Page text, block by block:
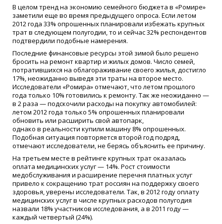
В целом тренд на экономию семейного бюджета в «Ромире»
заметили еще во время предыдущего опроса. Если летом
2012 года 33% опрошенных планировали избежать крупных
трат в следующем полугодии, то и сейчас 32% респондентов
подтвердили подобные намерения.
Последние финансовые ресурсы этой зимой было решено
бросить на ремонт квартир и жилых домов. Число семей,
потратившихся на облагораживание своего жилья, достигло
17%, неожиданно выведя эти траты на второе место.
Исследователи «Ромира» отмечают, что летом прошлого
года только 10% готовились к ремонту. Так же неожиданно —
в 2 раза — подскочили расходы на покупку автомобилей:
летом 2012 года только 5% опрошенных планировали
обновить или расширить свой автопарк,
однако в реальности купили машину 8% опрошенных.
Подобная ситуация повторяется второй год подряд,
отмечают исследователи, не берясь объяснить ее причину.
На третьем месте в рейтинге крупных трат оказалась
оплата медицинских услуг — 14%. Рост стоимости
медобслуживания и расширение перечня платных услуг
привело к сокращению трат россиян на поддержку своего
здоровья, уверены исследователи. Так, в 2012 году оплату
медицинских услуг в числе крупных расходов полугодия
назвали 18% участников исследования, а в 2011 году —
каждый четвертый (24%).